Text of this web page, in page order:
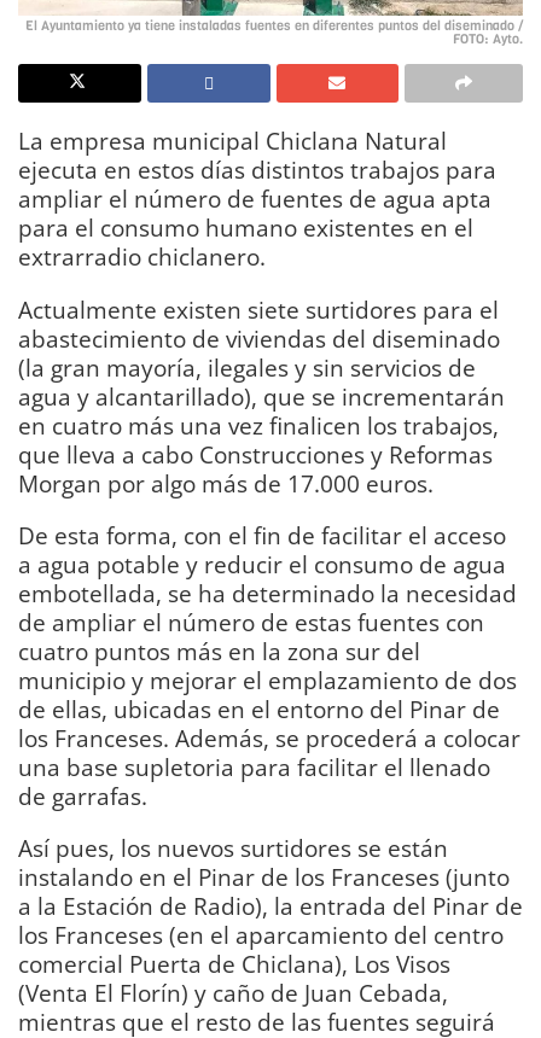
El Ayuntamiento ya tiene instaladas fuentes en diferentes puntos del diseminado /
FOTO: Ayto.
La empresa municipal Chiclana Natural
ejecuta en estos días distintos trabajos para
ampliar el número de fuentes de agua apta
para el consumo humano existentes en el
extrarradio chiclanero.
Actualmente existen siete surtidores para el
abastecimiento de viviendas del diseminado
(la gran mayoría, ilegales y sin servicios de
agua y alcantarillado), que se incrementarán
en cuatro más una vez finalicen los trabajos,
que lleva a cabo Construcciones y Reformas
Morgan por algo más de 17.000 euros.
De esta forma, con el fin de facilitar el acceso
a agua potable y reducir el consumo de agua
embotellada, se ha determinado la necesidad
de ampliar el número de estas fuentes con
cuatro puntos más en la zona sur del
municipio y mejorar el emplazamiento de dos
de ellas, ubicadas en el entorno del Pinar de
los Franceses. Además, se procederá a colocar
una base supletoria para facilitar el llenado
de garrafas.
Así pues, los nuevos surtidores se están
instalando en el Pinar de los Franceses (junto
a la Estación de Radio), la entrada del Pinar de
los Franceses (en el aparcamiento del centro
comercial Puerta de Chiclana), Los Visos
(Venta El Florín) y caño de Juan Cebada,
mientras que el resto de las fuentes seguirá